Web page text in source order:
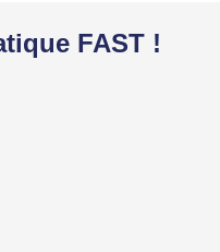
FAST !